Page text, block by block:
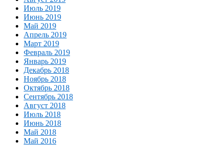
Июль 2019
Июнь 2019
Май 2019
Апрель 2019
Март 2019
Февраль 2019
Январь 2019
Декабрь 2018
Ноябрь 2018
Октябрь 2018
Сентябрь 2018
Август 2018
Июль 2018
Июнь 2018
Май 2018
Май 2016